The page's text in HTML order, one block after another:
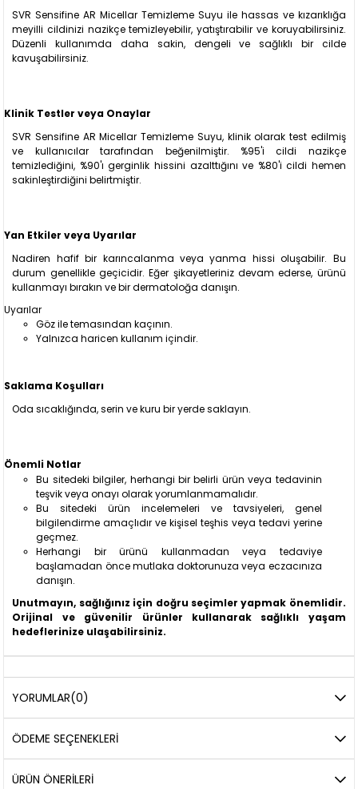
SVR Sensifine AR Micellar Temizleme Suyu ile hassas ve kızarıklığa
meyilli cildinizi nazikçe temizleyebilir, yatıştırabilir ve koruyabilirsiniz.
Düzenli kullanımda daha sakin, dengeli ve sağlıklı bir cilde
kavuşabilirsiniz.
Klinik Testler veya Onaylar
SVR Sensifine AR Micellar Temizleme Suyu, klinik olarak test edilmiş
ve kullanıcılar tarafından beğenilmiştir. %95'i cildi nazikçe
temizlediğini, %90'ı gerginlik hissini azalttığını ve %80'i cildi hemen
sakinleştirdiğini belirtmiştir.
Yan Etkiler veya Uyarılar
Nadiren hafif bir karıncalanma veya yanma hissi oluşabilir. Bu
durum genellikle geçicidir. Eğer şikayetleriniz devam ederse, ürünü
kullanmayı bırakın ve bir dermatoloğa danışın.
Uyarılar
Göz ile temasından kaçının.
Yalnızca haricen kullanım içindir.
Saklama Koşulları
Oda sıcaklığında, serin ve kuru bir yerde saklayın.
Önemli Notlar
Bu sitedeki bilgiler, herhangi bir belirli ürün veya tedavinin
teşvik veya onayı olarak yorumlanmamalıdır.
Bu sitedeki ürün incelemeleri ve tavsiyeleri, genel
bilgilendirme amaçlıdır ve kişisel teşhis veya tedavi yerine
geçmez.
Herhangi bir ürünü kullanmadan veya tedaviye
başlamadan önce mutlaka doktorunuza veya eczacınıza
danışın.
Unutmayın, sağlığınız için doğru seçimler yapmak önemlidir.
Orijinal ve güvenilir ürünler kullanarak sağlıklı yaşam
hedeflerinize ulaşabilirsiniz.
YORUMLAR(0)
ÖDEME SEÇENEKLERI
ÜRÜN ÖNERILERI